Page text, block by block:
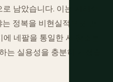
남았습니다. 이는 지리학
정복을 비현실적으로 만
네팔을 통일한 샤 왕조는
는 실용성을 충분히 가졌습